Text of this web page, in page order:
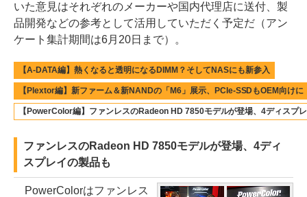
いた意見はそれぞれのメーカーや国内代理店に送付、製
品開発などの参考として活用していただく予定だ（アン
ケート集計期間は6月20日まで）。
【A-DATA編】熱くなると透明になるDIMM？そしてNASにも新参入
【Plextor編】新ファーム＆新NANDの「M6」展示、PCIe-SSDもOEM向けに
【PowerColor編】ファンレスのRadeon HD 7850モデルが登場、4ディスプ
ファンレスのRadeon HD 7850モデルが登場、4ディ
スプレイの製品も
PowerColorはファンレス